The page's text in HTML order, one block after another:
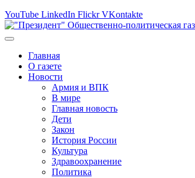
YouTube LinkedIn Flickr VKontakte
Главная
О газете
Новости
Армия и ВПК
В мире
Главная новость
Дети
Закон
История России
Культура
Здравоохранение
Политика